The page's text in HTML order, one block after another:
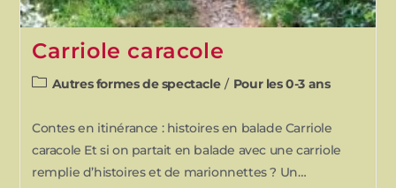
Carriole caracole
Autres formes de spectacle / Pour les 0-3 ans
Contes en itinérance : histoires en balade Carriole
caracole Et si on partait en balade avec une carriole
remplie d’histoires et de marionnettes ? Un…